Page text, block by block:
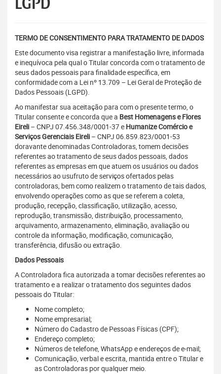
LGPD
TERMO DE CONSENTIMENTO PARA TRATAMENTO DE DADOS
Este documento visa registrar a manifestação livre, informada
e inequívoca pela qual o Titular concorda com o tratamento de
seus dados pessoais para finalidade específica, em
conformidade com a Lei nº 13.709 – Lei Geral de Proteção de
Dados Pessoais (LGPD).
Ao manifestar sua aceitação para com o presente termo, o
Titularconsente e concorda que a Best Homenagens e Flores
Eireli – CNPJ 07.456.348/0001-37 e Humanize Comércio e
Serviços Gerenciais Eireli – CNPJ 06.859.823/0001-53
doravante denominadas Controladoras, tomem decisões
referentes ao tratamento de seus dados pessoais, dados
referentes as empresas em que atuem os usuários ou dados
necessários ao usufruto de serviços ofertados pelas
controladoras, bem como realizem o tratamento de tais dados,
envolvendo operações como as que se referem a coleta,
produção, recepção, classificação, utilização, acesso,
reprodução, transmissão, distribuição, processamento,
arquivamento, armazenamento, eliminação, avaliação ou
controle da informação, modificação, comunicação,
transferência, difusão ou extração.
Dados Pessoais
A Controladora fica autorizada a tomar decisões referentes ao
tratamento e a realizar o tratamento dos seguintes dados
pessoais do Titular:
Nome completo;
Nome empresarial;
Número do Cadastro de Pessoas Físicas (CPF);
Endereço completo;
Números de telefone, WhatsApp e endereços de e-mail;
Comunicação, verbal e escrita, mantida entre o Titular e
as Controladoras por qualquer meio.